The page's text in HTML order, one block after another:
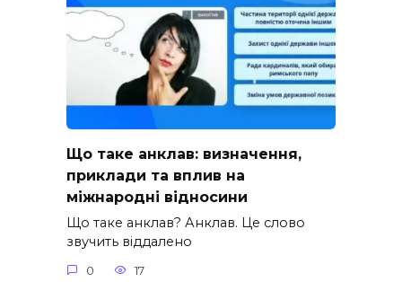
Що таке анклав: визначення,
приклади та вплив на
міжнародні відносини
Що таке анклав? Анклав. Це слово
звучить віддалено
0 17